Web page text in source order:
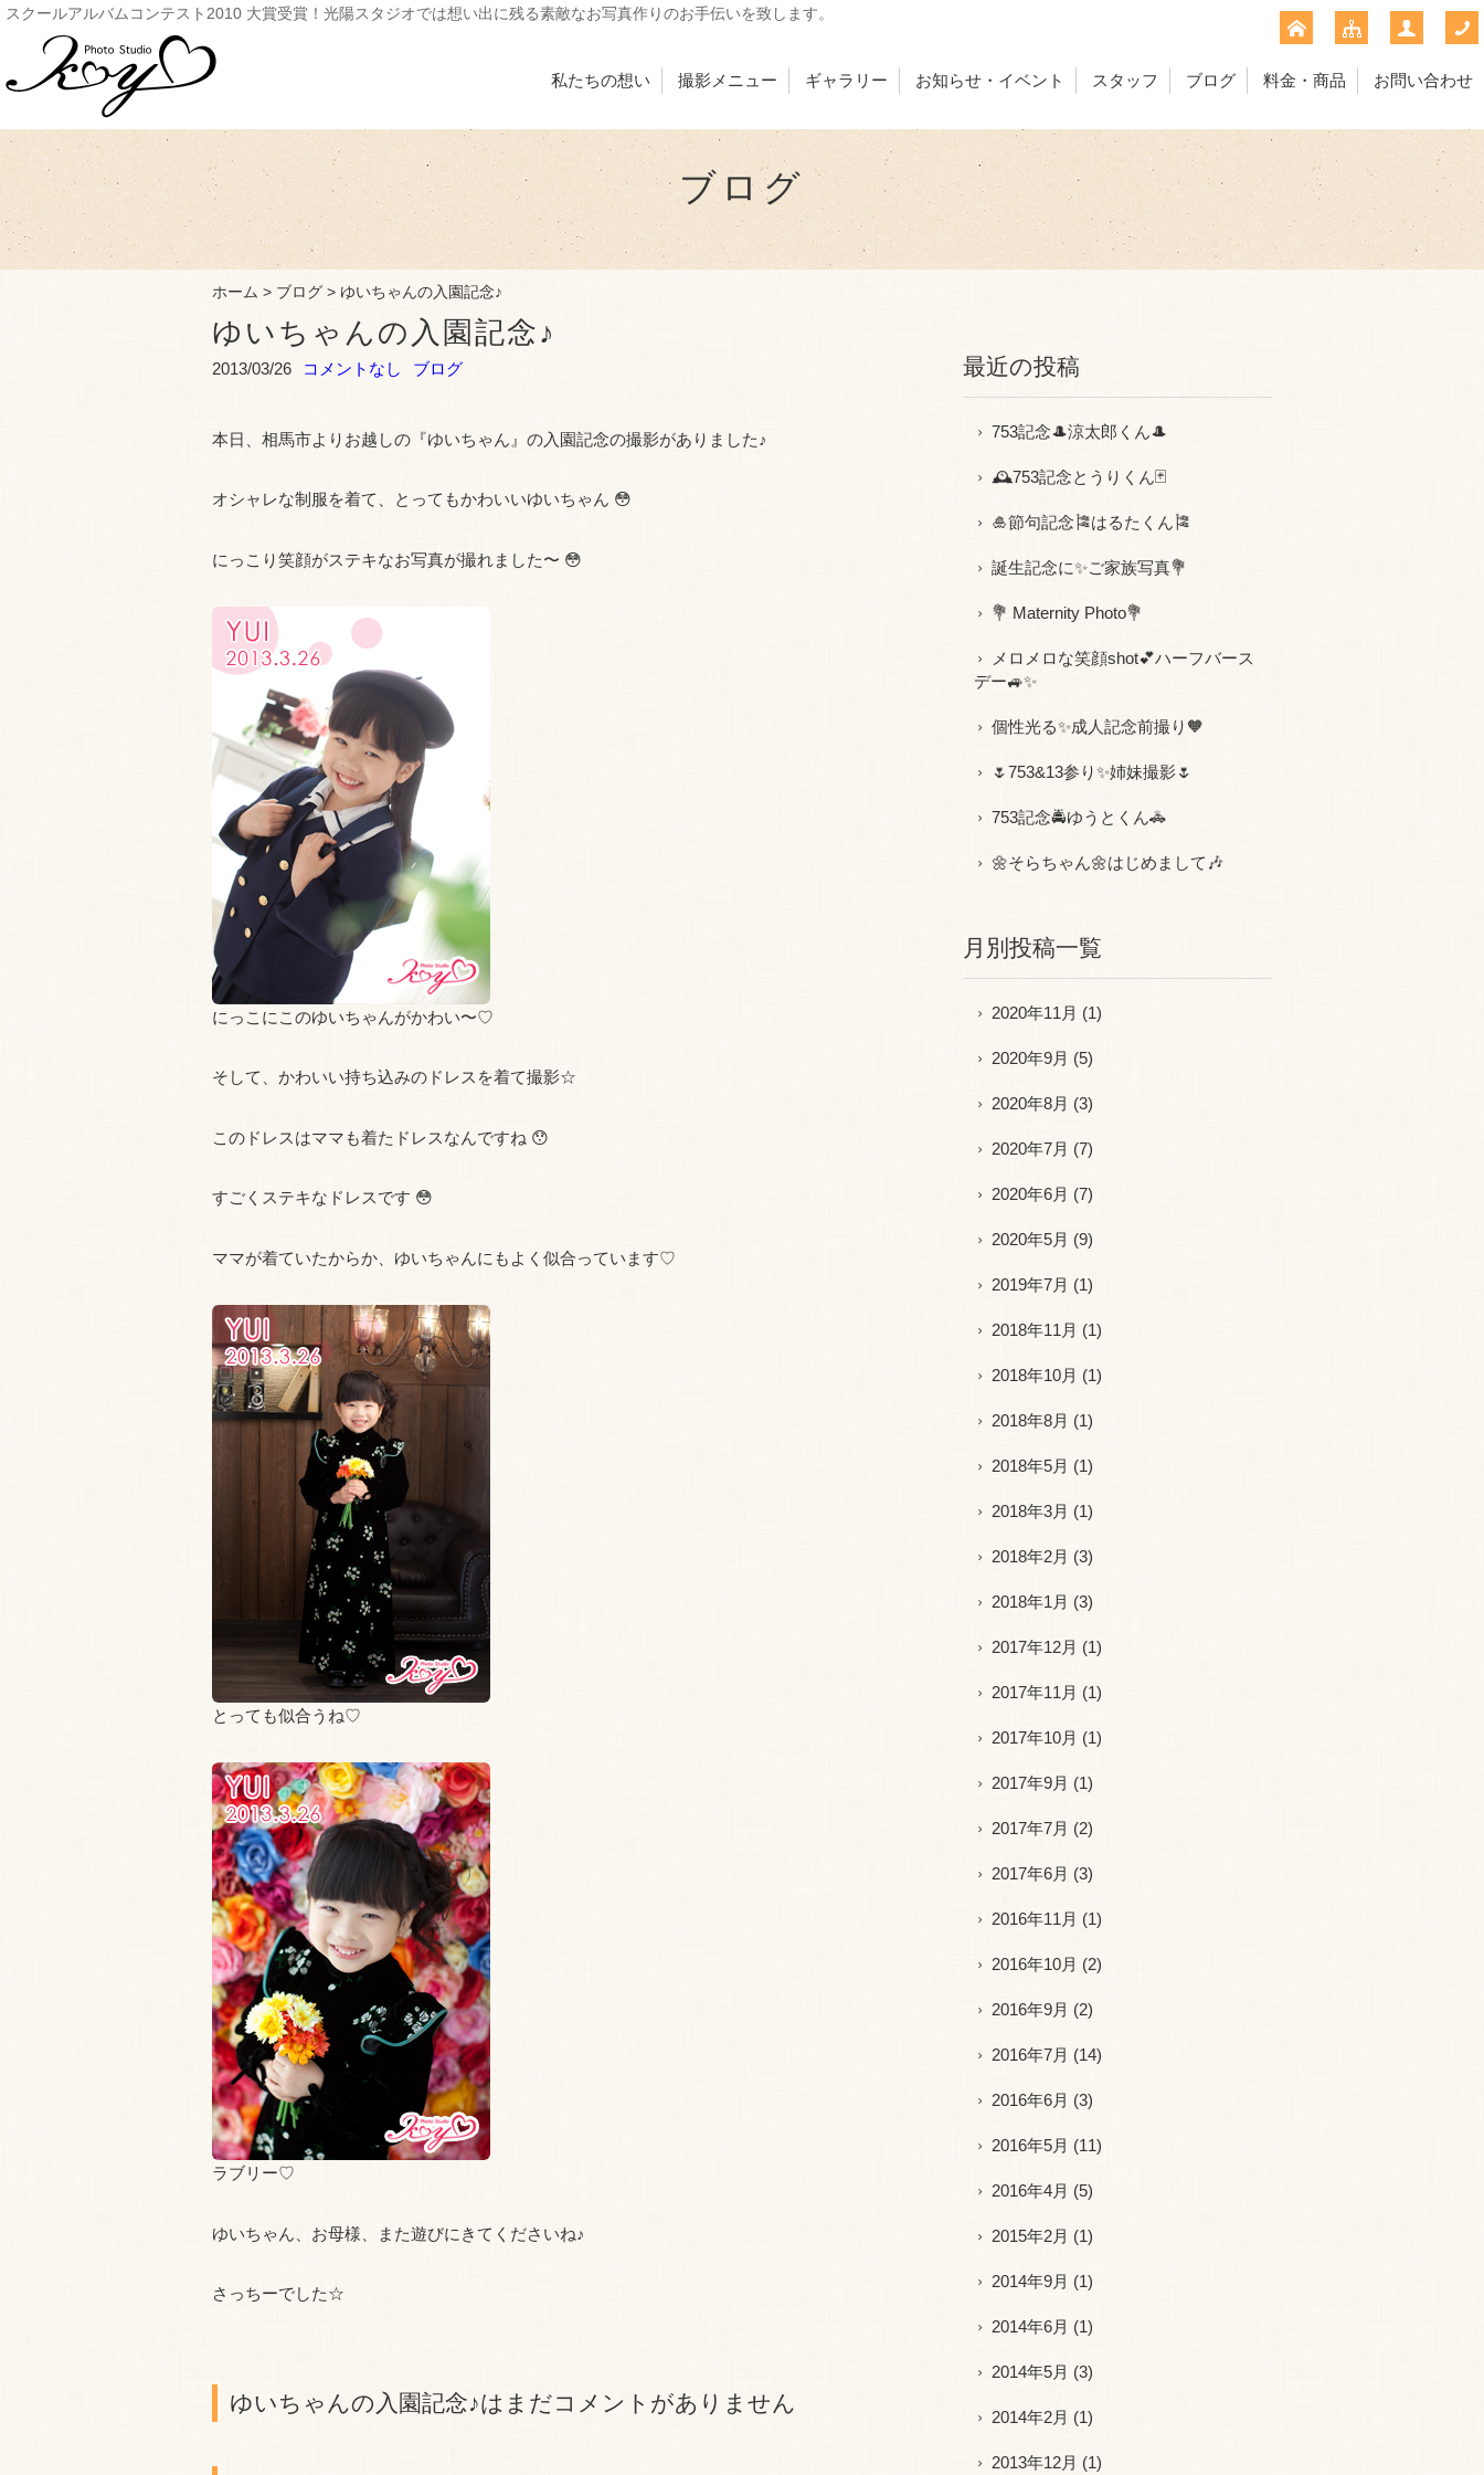
スクールアルバムコンテスト2010 大賞受賞！光陽スタジオでは想い出に残る素敵なお写真作りのお手伝いを致します。
私たちの想い 撮影メニュー ギャラリー お知らせ・イベント スタッフ ブログ 料金・商品 お問い合わせ
ブログ
ホーム > ブログ > ゆいちゃんの入園記念♪
ゆいちゃんの入園記念♪
2013/03/26 コメントなし ブログ
本日、相馬市よりお越しの『ゆいちゃん』の入園記念の撮影がありました♪
オシャレな制服を着て、とってもかわいいゆいちゃん 😳
にっこり笑顔がステキなお写真が撮れました〜 😳
にっこにこのゆいちゃんがかわい〜♡
そして、かわいい持ち込みのドレスを着て撮影☆
このドレスはママも着たドレスなんですね 😯
すごくステキなドレスです 😳
ママが着ていたからか、ゆいちゃんにもよく似合っています♡
とっても似合うね♡
ラブリー♡
ゆいちゃん、お母様、また遊びにきてくださいね♪
さっちーでした☆
ゆいちゃんの入園記念♪はまだコメントがありません
最近の投稿
753記念🎩涼太郎くん🎩
🕰753記念とうりくん🃏
🎍節句記念🎏はるたくん🎏
誕生記念に✨ご家族写真💐
💐 Maternity Photo💐
メロメロな笑顔shot💕ハーフバース
デー🚙✨
個性光る✨成人記念前撮り🧡
🌷753&13参り✨姉妹撮影🌷
753記念🚔ゆうとくん🚓
🌼そらちゃん🌼はじめまして🎶
月別投稿一覧
2020年11月 (1)
2020年9月 (5)
2020年8月 (3)
2020年7月 (7)
2020年6月 (7)
2020年5月 (9)
2019年7月 (1)
2018年11月 (1)
2018年10月 (1)
2018年8月 (1)
2018年5月 (1)
2018年3月 (1)
2018年2月 (3)
2018年1月 (3)
2017年12月 (1)
2017年11月 (1)
2017年10月 (1)
2017年9月 (1)
2017年7月 (2)
2017年6月 (3)
2016年11月 (1)
2016年10月 (2)
2016年9月 (2)
2016年7月 (14)
2016年6月 (3)
2016年5月 (11)
2016年4月 (5)
2015年2月 (1)
2014年9月 (1)
2014年6月 (1)
2014年5月 (3)
2014年2月 (1)
2013年12月 (1)